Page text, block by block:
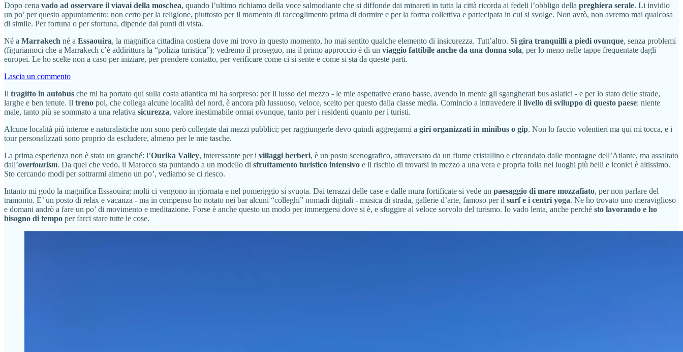
Dopo cena vado ad osservare il viavai della moschea, quando l’ultimo richiamo della voce salmodiante che si diffonde dai minareti in tutta la città ricorda ai fedeli l’obbligo della preghiera serale. Li invidio
un po’ per questo appuntamento: non certo per la religione, piuttosto per il momento di raccoglimento prima di dormire e per la forma collettiva e partecipata in cui si svolge. Non avrò, non avremo mai qualcosa
di simile. Per fortuna o per sfortuna, dipende dai punti di vista.
Né a Marrakech né a Essaouira, la magnifica cittadina costiera dove mi trovo in questo momento, ho mai sentito qualche elemento di insicurezza. Tutt’altro. Si gira tranquilli a piedi ovunque, senza problemi
(figuriamoci che a Marrakech c’è addirittura la “polizia turistica”); vedremo il proseguo, ma il primo approccio è di un viaggio fattibile anche da una donna sola, per lo meno nelle tappe frequentate dagli
europei. Le ho scelte non a caso per iniziare, per prendere contatto, per verificare come ci si sente e come si sta da queste parti.
Lascia un commento
Il tragitto in autobus che mi ha portato qui sulla costa atlantica mi ha sorpreso: per il lusso del mezzo - le mie aspettative erano basse, avendo in mente gli sgangherati bus asiatici - e per lo stato delle strade,
larghe e ben tenute. Il treno poi, che collega alcune località del nord, è ancora più lussuoso, veloce, scelto per questo dalla classe media. Comincio a intravedere il livello di sviluppo di questo paese: niente
male, tanto più se sommato a una relativa sicurezza, valore inestimabile ormai ovunque, tanto per i residenti quanto per i turisti.
Alcune località più interne e naturalistiche non sono però collegate dai mezzi pubblici; per raggiungerle devo quindi aggregarmi a giri organizzati in minibus o gip. Non lo faccio volentieri ma qui mi tocca, e i
tour personalizzati sono proprio da escludere, almeno per le mie tasche.
La prima esperienza non è stata un granché: l’Ourika Valley, interessante per i villaggi berberi, è un posto scenografico, attraversato da un fiume cristallino e circondato dalle montagne dell’Atlante, ma assaltato
dall’overtourism. Da quel che vedo, il Marocco sta puntando a un modello di sfruttamento turistico intensivo e il rischio di trovarsi in mezzo a una vera e propria folla nei luoghi più belli e iconici è altissimo.
Sto cercando modi per sottrarmi almeno un po’, vediamo se ci riesco.
Intanto mi godo la magnifica Essaouira; molti ci vengono in giornata e nel pomeriggio si svuota. Dai terrazzi delle case e dalle mura fortificate si vede un paesaggio di mare mozzafiato, per non parlare del
tramonto. E’ un posto di relax e vacanza - ma in compenso ho notato nei bar alcuni “colleghi” nomadi digitali - musica di strada, gallerie d’arte, famoso per il surf e i centri yoga. Ne ho trovato uno meraviglioso
e domani andrò a fare un po’ di movimento e meditazione. Forse è anche questo un modo per immergersi dove si è, e sfuggire al veloce sorvolo del turismo. Io vado lenta, anche perché sto lavorando e ho
bisogno di tempo per farci stare tutte le cose.